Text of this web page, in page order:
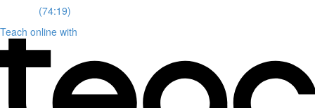
(74:19)
Teach online with